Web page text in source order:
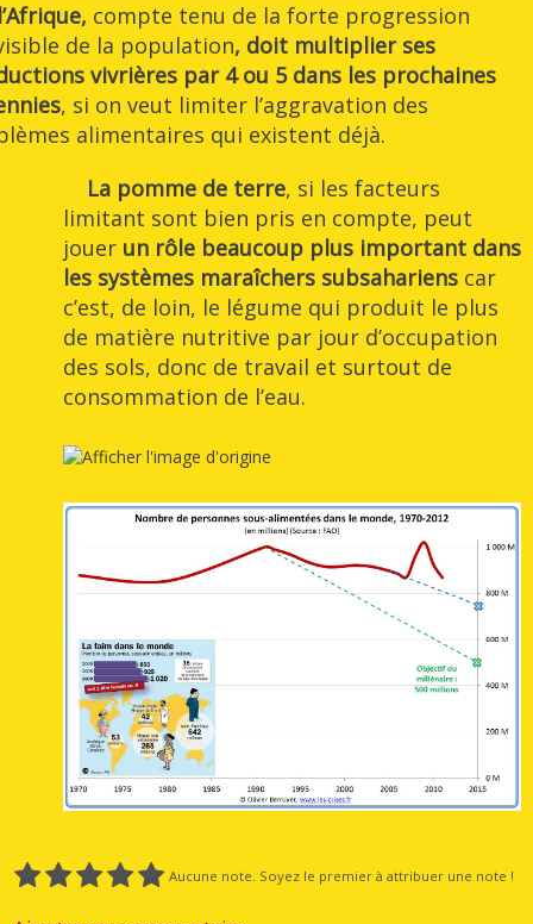
compte tenu de la forte progression
de la population, doit multiplier ses
vivrières par 4 ou 5 dans les prochaines
, si on veut limiter l’aggravation des
alimentaires qui existent déjà.
La pomme de terre, si les facteurs
limitant sont bien pris en compte, peut
jouer un rôle beaucoup plus important dans
les systèmes maraîchers subsaharienscar
c’est, de loin, le légume qui produit le plus
de matière nutritive par jour d’occupation
des sols, donc de travail et surtout de
consommation de l’eau.
Aucune note. Soyez le premier à attribuer une note !